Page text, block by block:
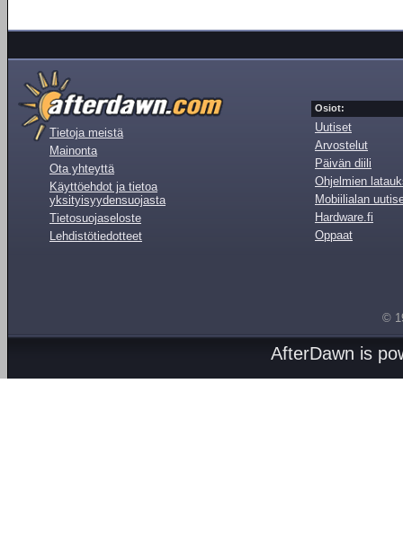
Tietoja meistä
Mainonta
Ota yhteyttä
Käyttöehdot ja tietoa
yksityisyydensuojasta
Tietosuojaseloste
Lehdistötiedotteet
Osiot:
Uutiset
Arvostelut
Päivän diili
Ohjelmien
Mobiilialan
Hardware.fi
Oppaat
©
AfterDawn is